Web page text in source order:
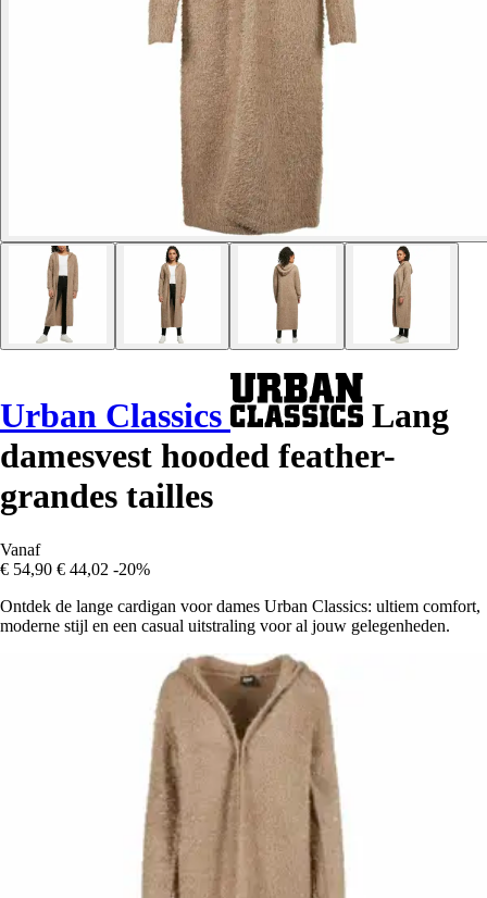
Urban Classics
Lang
damesvest hooded feather-
grandes tailles
Vanaf
€ 54,90 € 44,02 -20%
Ontdek de lange cardigan voor dames Urban Classics: ultiem comfort,
moderne stijl en een casual uitstraling voor al jouw gelegenheden.